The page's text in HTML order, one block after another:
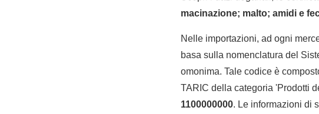
macinazione; malto; amidi e
Nelle importazioni, ad ogni
basa sulla nomenclatura del
omonima. Tale codice è
TARIC della categoria 'Prodotti
1100000000. Le informazioni di